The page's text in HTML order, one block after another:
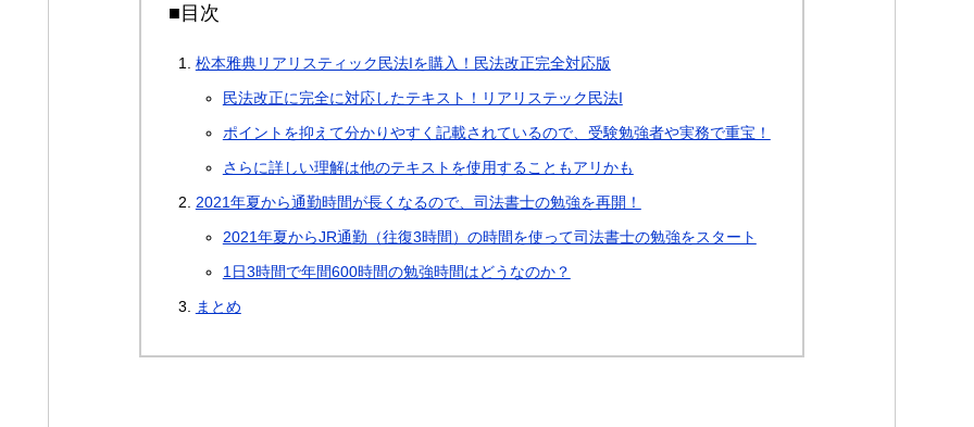
■目次
松本雅典リアリスティック民法Iを購入！民法改正完全対応版
民法改正に完全に対応したテキスト！リアリステック民法I
ポイントを抑えて分かりやすく記載されているので、受験勉強者や実務で重宝！
さらに詳しい理解は他のテキストを使用することもアリかも
2021年夏から通勤時間が長くなるので、司法書士の勉強を再開！
2021年夏からJR通勤（往復3時間）の時間を使って司法書士の勉強をスタート
1日3時間で年間600時間の勉強時間はどうなのか？
まとめ